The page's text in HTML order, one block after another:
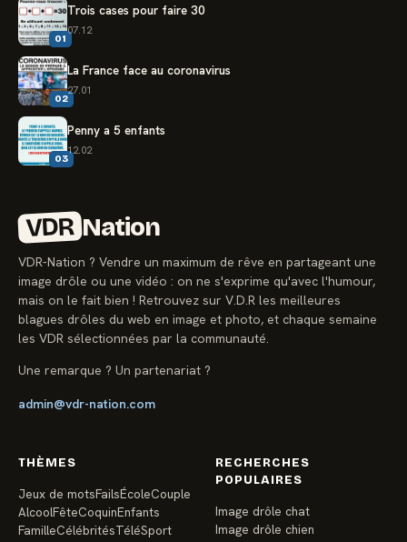
01
Trois cases pour faire 30
07.12
02
La France face au coronavirus
27.01
03
Penny a 5 enfants
12.02
VDR Nation
VDR-Nation ? Vendre un maximum de rêve en partageant une
image drôle ou une vidéo : on ne s'exprime qu'avec l'humour,
mais on le fait bien ! Retrouvez sur V.D.R les meilleures
blagues drôles du web en image et photo, et chaque semaine
les VDR sélectionnées par la communauté.
Une remarque ? Un partenariat ?
admin@vdr-nation.com
THÈMES
Jeux de motsFailsÉcoleCouple
AlcoolFêteCoquinEnfants
FamilleCélébritésTéléSport
RECHERCHES
POPULAIRES
Image drôle chat
Image drôle chien